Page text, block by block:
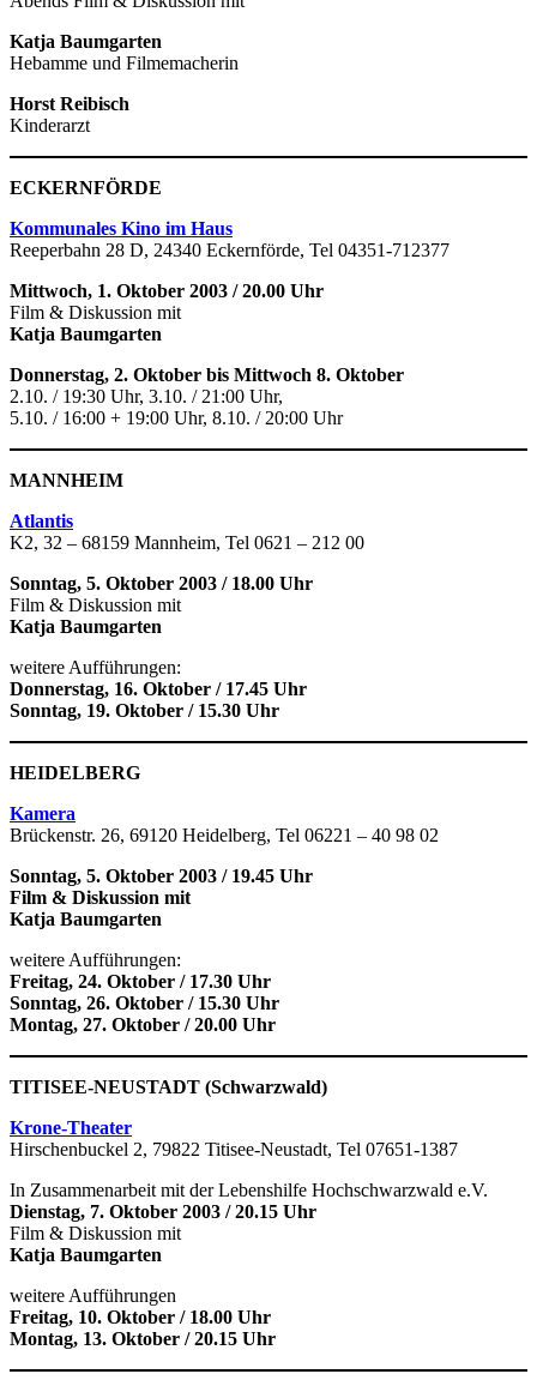
Katja Baumgarten
Hebamme und Filmemacherin
Horst Reibisch
Kinderarzt
ECKERNFÖRDE
Kommunales Kino im Haus
Reeperbahn 28 D, 24340 Eckernförde, Tel 04351-712377
Mittwoch, 1. Oktober 2003 / 20.00 Uhr
Film & Diskussion mit
Katja Baumgarten
Donnerstag, 2. Oktober bis Mittwoch 8. Oktober
2.10. / 19:30 Uhr, 3.10. / 21:00 Uhr,
5.10. / 16:00 + 19:00 Uhr, 8.10. / 20:00 Uhr
MANNHEIM
Atlantis
K2, 32 – 68159 Mannheim, Tel 0621 – 212 00
Sonntag, 5. Oktober 2003 / 18.00 Uhr
Film & Diskussion mit
Katja Baumgarten
weitere Aufführungen:
Donnerstag, 16. Oktober / 17.45 Uhr
Sonntag, 19. Oktober / 15.30 Uhr
HEIDELBERG
Kamera
Brückenstr. 26, 69120 Heidelberg, Tel 06221 – 40 98 02
Sonntag, 5. Oktober 2003 / 19.45 Uhr
Film & Diskussion mit
Katja Baumgarten
weitere Aufführungen:
Freitag, 24. Oktober / 17.30 Uhr
Sonntag, 26. Oktober / 15.30 Uhr
Montag, 27. Oktober / 20.00 Uhr
TITISEE-NEUSTADT (Schwarzwald)
Krone-Theater
Hirschenbuckel 2, 79822 Titisee-Neustadt, Tel 07651-1387
In Zusammenarbeit mit der Lebenshilfe Hochschwarzwald e.V.
Dienstag, 7. Oktober 2003 / 20.15 Uhr
Film & Diskussion mit
Katja Baumgarten
weitere Aufführungen
Freitag, 10. Oktober / 18.00 Uhr
Montag, 13. Oktober / 20.15 Uhr